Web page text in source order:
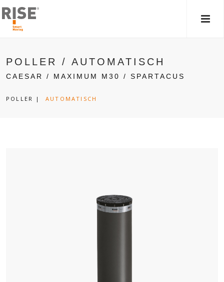
POLLER / AUTOMATISCH
CAESAR / MAXIMUM M30 / SPARTACUS
POLLER |AUTOMATISCH